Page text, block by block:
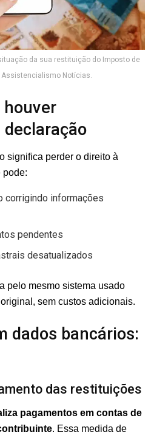
da sua restituição do Imposto de
Assistencialismo Notícias.
houver
declaração
significa perder o direito à
pode:
corrigindo informações
pendentes
desatualizados
pelo mesmo sistema usado
sem custos adicionais.
dados bancários:
das restituições
pagamentos em contas de
. Essa medida de